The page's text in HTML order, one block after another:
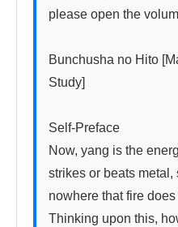
please open the
Bunchusha no Hito
Study]
Self-Preface
Now, yang is the
strikes or beats
nowhere that fire
Thinking upon this,